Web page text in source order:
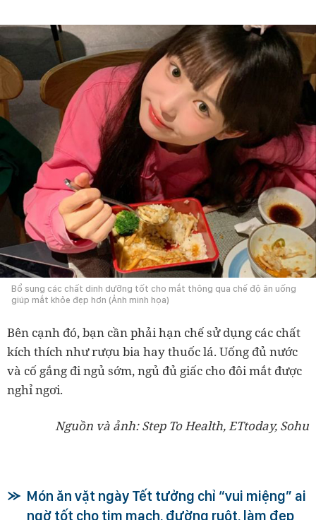
Bổ sung các chất dinh dưỡng tốt cho mắt thông qua chế độ ăn uống
giúp mắt khỏe đẹp hơn (Ảnh minh họa)
Bên cạnh đó, bạn cần phải hạn chế sử dụng các chất
kích thích như rượu bia hay thuốc lá. Uống đủ nước
và cố gắng đi ngủ sớm, ngủ đủ giấc cho đôi mắt được
nghỉ ngơi.
Nguồn và ảnh: Step To Health, ETtoday, Sohu
Món ăn vặt ngày Tết tưởng chỉ “vui miệng” ai
ngờ tốt cho tim mạch, đường ruột, làm đẹp